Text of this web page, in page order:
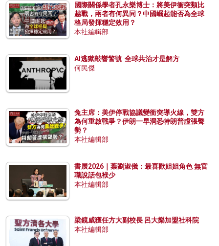
國際關係學者孔永樂博士：將美伊衝突類比
越戰，兩者有何異同？中國崛起能否為全球
格局發揮穩定效用？
本社編輯部
AI逃獄敲響警號 全球共治才是解方
何民傑
兔主席：美伊停戰協議變衝突導火線，雙方
為何重啟戰爭？伊朗一早洞悉特朗普虛張聲
勢？
本社編輯部
書展2026｜葉劉淑儀：最喜歡姐姐角色 無官
職說話包袱少
本社編輯部
梁鏡威獲任方大副校長 呂大樂加盟社科院
本社編輯部